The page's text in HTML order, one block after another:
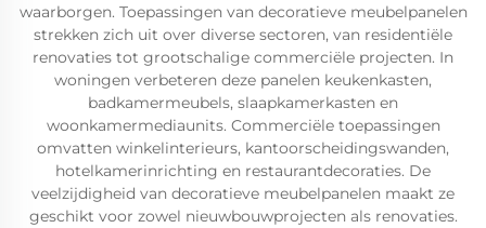
waarborgen. Toepassingen van decoratieve meubelpanelen
strekken zich uit over diverse sectoren, van residentiële
renovaties tot grootschalige commerciële projecten. In
woningen verbeteren deze panelen keukenkasten,
badkamermeubels, slaapkamerkasten en
woonkamermediaunits. Commerciële toepassingen
omvatten winkelinterieurs, kantoorscheidingswanden,
hotelkamerinrichting en restaurantdecoraties. De
veelzijdigheid van decoratieve meubelpanelen maakt ze
geschikt voor zowel nieuwbouwprojecten als renovaties.